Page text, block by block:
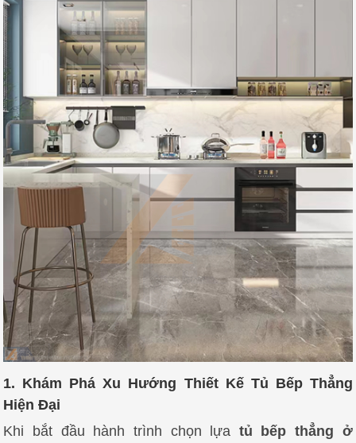
1. Khám Phá Xu Hướng Thiết Kế Tủ Bếp Thẳng
Hiện Đại
Khi bắt đầu hành trình chọn lựa tủ bếp thẳng ở